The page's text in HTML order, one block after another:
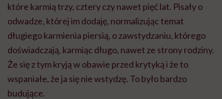
które karmią trzy, cztery czy nawet pięć lat. Pisały o
odwadze, której im dodaję, normalizując temat
długiego karmienia piersią, o zawstydzaniu, którego
doświadczają, karmiąc długo, nawet ze strony rodziny.
Że się z tym kryją w obawie przed krytyką i że to
wspaniałe, że ja się nie wstydzę. To było bardzo
budujące.